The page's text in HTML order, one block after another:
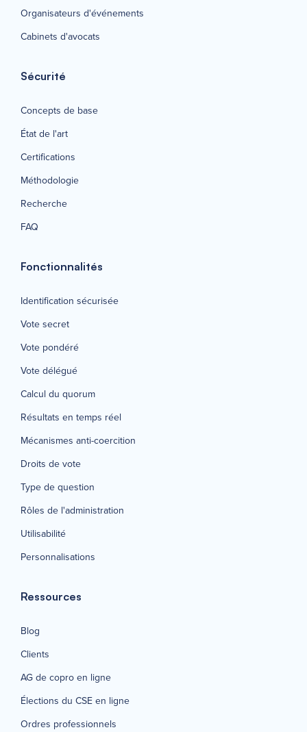
Organisateurs d'événements
Cabinets d'avocats
Sécurité
Concepts de base
État de l'art
Certifications
Méthodologie
Recherche
FAQ
Fonctionnalités
Identification sécurisée
Vote secret
Vote pondéré
Vote délégué
Calcul du quorum
Résultats en temps réel
Mécanismes anti-coercition
Droits de vote
Type de question
Rôles de l'administration
Utilisabilité
Personnalisations
Ressources
Blog
Clients
AG de copro en ligne
Élections du CSE en ligne
Ordres professionnels